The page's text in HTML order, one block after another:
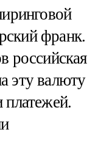
франк.
российская
эту валюту
платежей.